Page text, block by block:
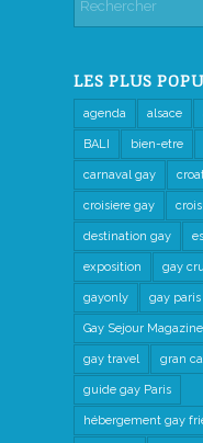
LES PLUS
agenda alsace
BALI bien-etre
carnaval gay
croisiere gay
destination gay
exposition gay
gayonly gay paris
Gay Sejour Magazine
gay travel gran
guide gay Paris
hébergement gay